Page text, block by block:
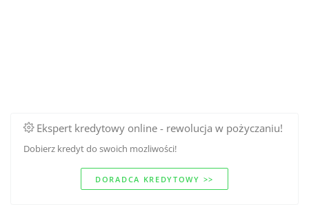
Ekspert kredytowy online - rewolucja w pożyczaniu!
Dobierz kredyt do swoich mozliwości!
DORADCA KREDYTOWY >>